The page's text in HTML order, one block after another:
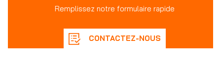
Remplissez notre formulaire rapide
CONTACTEZ-NOUS